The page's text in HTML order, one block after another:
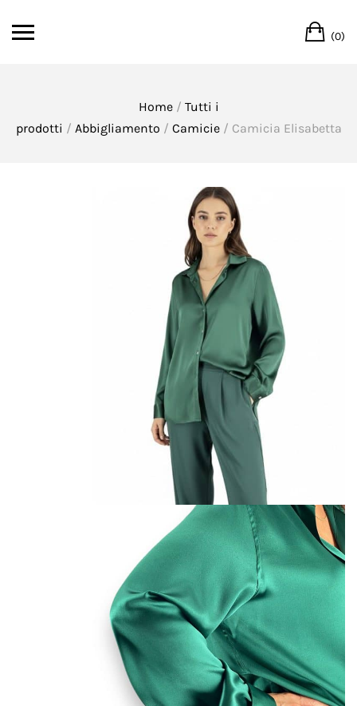
(0)
Home/ Tutti i
prodotti / Abbigliamento / Camicie/ Camicia Elisabetta